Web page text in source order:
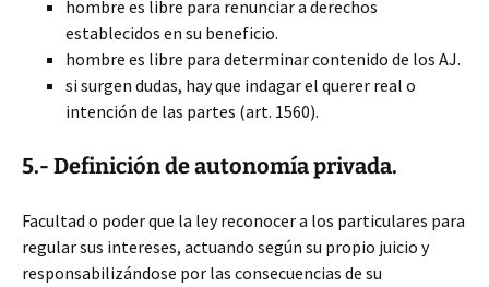
hombre es libre para renunciar a derechos
establecidos en su beneficio.
hombre es libre para determinar contenido de los AJ.
si surgen dudas, hay que indagar el querer real o
intención de las partes (art. 1560).
5.- Definición de autonomía privada.
Facultad o poder que la ley reconocer a los particulares para
regular sus intereses, actuando según su propio juicio y
responsabilizándose por las consecuencias de su